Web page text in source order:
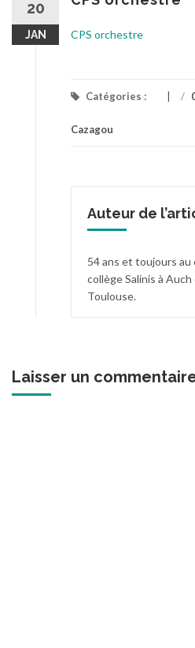
20
JAN CPS orchestre
Catégories : /
Cazagou
Auteur de
54 ans et toujours
collège Salinis à
Toulouse.
Laisser un